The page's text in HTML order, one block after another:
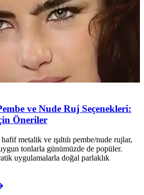
ve Nude Ruj Seçenekleri:
Öneriler
metalik ve ışıltılı pembe/nude rujlar,
tonlarla günümüzde de popüler.
uygulamalarla doğal parlaklık